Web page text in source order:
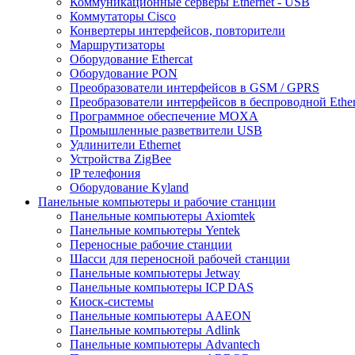
Коммутаторы Cisco
Конвертеры интерфейсов, повторители
Маршрутизаторы
Оборудование Ethercat
Оборудование PON
Преобразователи интерфейсов в GSM / GPRS
Преобразователи интерфейсов в беспроводной
Программное обеспечение MOXA
Промышленные разветвители USB
Удлинители Ethernet
Устройства ZigBee
IP телефония
Оборудование Kyland
Панельные компьютеры и рабочие станции
Панельные компьютеры Axiomtek
Панельные компьютеры Yentek
Переносные рабочие станции
Шасси для переносной рабочей станции
Панельные компьютеры Jetway
Панельные компьютеры ICP DAS
Киоск-системы
Панельные компьютеры AAEON
Панельные компьютеры Adlink
Панельные компьютеры Advantech